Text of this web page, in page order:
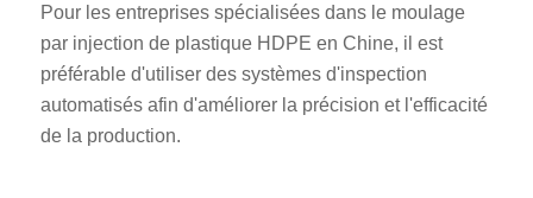
Pour les entreprises spécialisées dans le moulage
par injection de plastique HDPE en Chine, il est
préférable d'utiliser des systèmes d'inspection
automatisés afin d'améliorer la précision et l'efficacité
de la production.